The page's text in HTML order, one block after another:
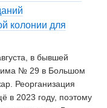
колонии для
в бывшей
№ 29 в Большом
Реорганизация
в 2023 году, поэтому